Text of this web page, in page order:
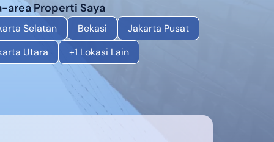
area Properti Saya
Selatan Bekasi
Jakarta Pusat
Utara
+1 Lokasi Lain